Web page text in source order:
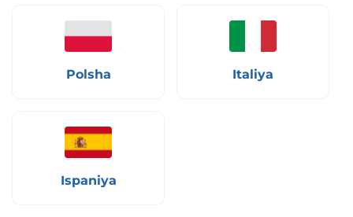
Polsha Italiya
Ispaniya